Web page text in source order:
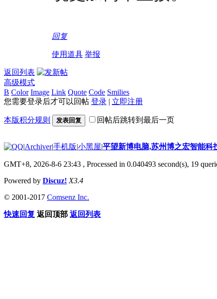
回复
使用道具 举报
返回列表
高级模式
B Color Image Link Quote Code Smilies
您需要登录后才可以回帖 登录 | 立即注册
本版积分规则 发表回复 回帖后跳转到最后一页
|Archiver|手机版|小黑屋|平望新博电脑,苏州博之宏智能科
GMT+8, 2026-8-6 23:43 , Processed in 0.040493 second(s), 19
Powered by Discuz! X3.4
© 2001-2017 Comsenz Inc.
快速回复 返回顶部 返回列表